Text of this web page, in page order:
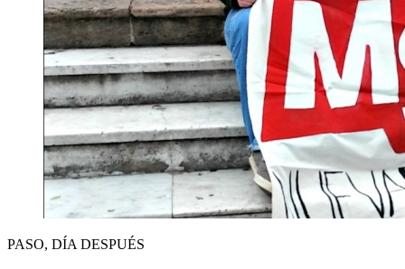
PASO, DÍA DESPUÉS